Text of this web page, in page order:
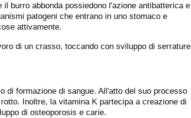
burro abbonda possiedono l'azione antibatterica e
patogeni che entrano in uno stomaco e
attivamente.
di un crasso, toccando con sviluppo di serrature
di formazione di sangue. All'atto del suo processo
Inoltre, la vitamina K partecipa a creazione di
di osteoporosis e carie.